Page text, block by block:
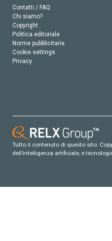
Contatti / FAQ
Chi siamo?
Copyright
Politica editoriale
Norme pubblicitarie
Cookie settings
Privacy
Tutto il contenuto di questo sito:
dell’intelligenza artificiale, e